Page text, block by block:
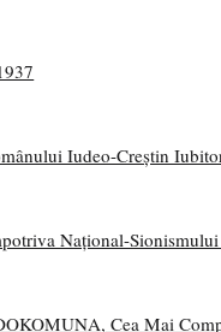
Iudeo-Creștin
Național-
Cea Mai